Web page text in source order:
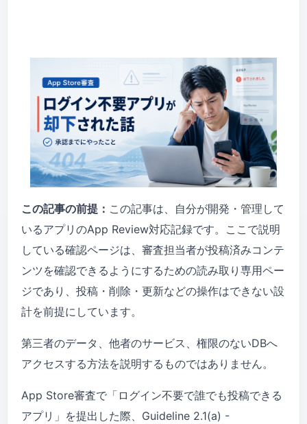
この記事の前提： この記事は、自分が開発・管理して
いるアプリのApp Review対応記録です。ここで説明
している確認ページは、審査担当者が投稿済みコンテ
ンツを確認できるようにするための読み取り専用ペー
ジであり、投稿・削除・更新などの操作はできない設
計を前提にしています。
第三者のデータ、他者のサービス、権限のないDBへ
アクセスする方法を説明するものではありません。
App Store審査で「ログイン不要で誰でも投稿できる
アプリ」を提出した際、Guideline 2.1(a) -